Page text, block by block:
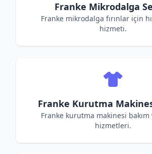
Franke Mikrodalga
Franke mikrodalga fırınlar için
hizmeti.
Franke Kurutma
Franke kurutma makinesi bakım
hizmetleri.